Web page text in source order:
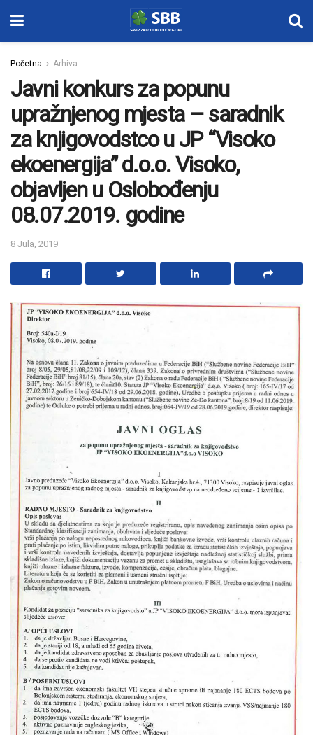
Početna Arhiva
Javni konkurs za popunu
upražnjenog mjesta – saradnik
za knjigovodstco u JP “Visoko
ekoenergija” d.o.o. Visoko,
objavljen u Oslobođenju
08.07.2019. godine
8 Jula, 2019